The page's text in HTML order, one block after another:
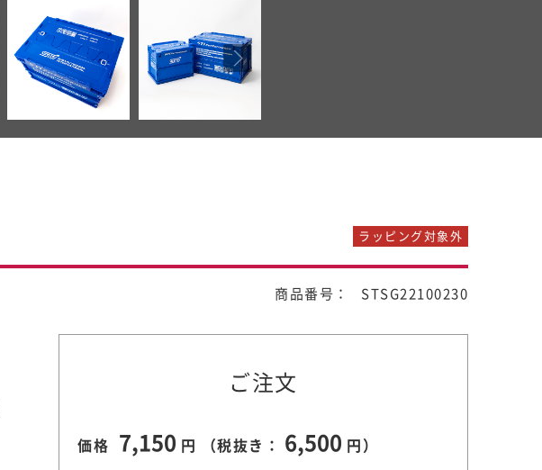
ラッピング対象外
商品番号： STSG22100230
ご注文
価格 7,150 円 （税抜き： 6,500 円）